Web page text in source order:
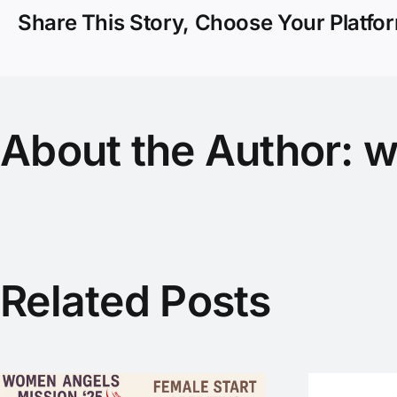
geht
Share This Story, Choose Your
About the Author:
Related Posts